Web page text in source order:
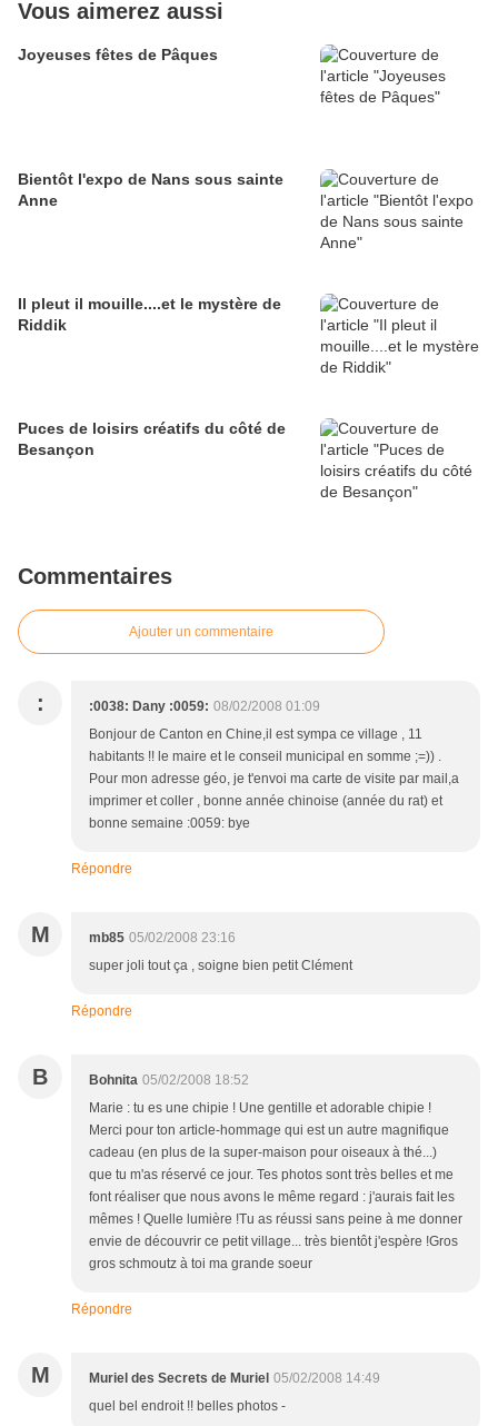
Vous aimerez aussi
Joyeuses fêtes de Pâques
Bientôt l'expo de Nans sous sainte
Anne
Il pleut il mouille....et le mystère de
Riddik
Puces de loisirs créatifs du côté de
Besançon
Commentaires
Ajouter un commentaire
: :0038: Dany :0059: 08/02/2008 01:09
Bonjour de Canton en Chine,il est sympa ce village , 11
habitants !! le maire et le conseil municipal en somme ;=)) .
Pour mon adresse géo, je t'envoi ma carte de visite par mail,a
imprimer et coller , bonne année chinoise (année du rat) et
bonne semaine :0059: bye
Répondre
M mb85 05/02/2008 23:16
super joli tout ça , soigne bien petit Clément
Répondre
B Bohnita 05/02/2008 18:52
Marie : tu es une chipie ! Une gentille et adorable chipie !
Merci pour ton article-hommage qui est un autre magnifique
cadeau (en plus de la super-maison pour oiseaux à thé...)
que tu m'as réservé ce jour. Tes photos sont très belles et me
font réaliser que nous avons le même regard : j'aurais fait les
mêmes ! Quelle lumière !Tu as réussi sans peine à me donner
envie de découvrir ce petit village... très bientôt j'espère !Gros
gros schmoutz à toi ma grande soeur
Répondre
M Muriel des Secrets de Muriel 05/02/2008 14:49
quel bel endroit !! belles photos -